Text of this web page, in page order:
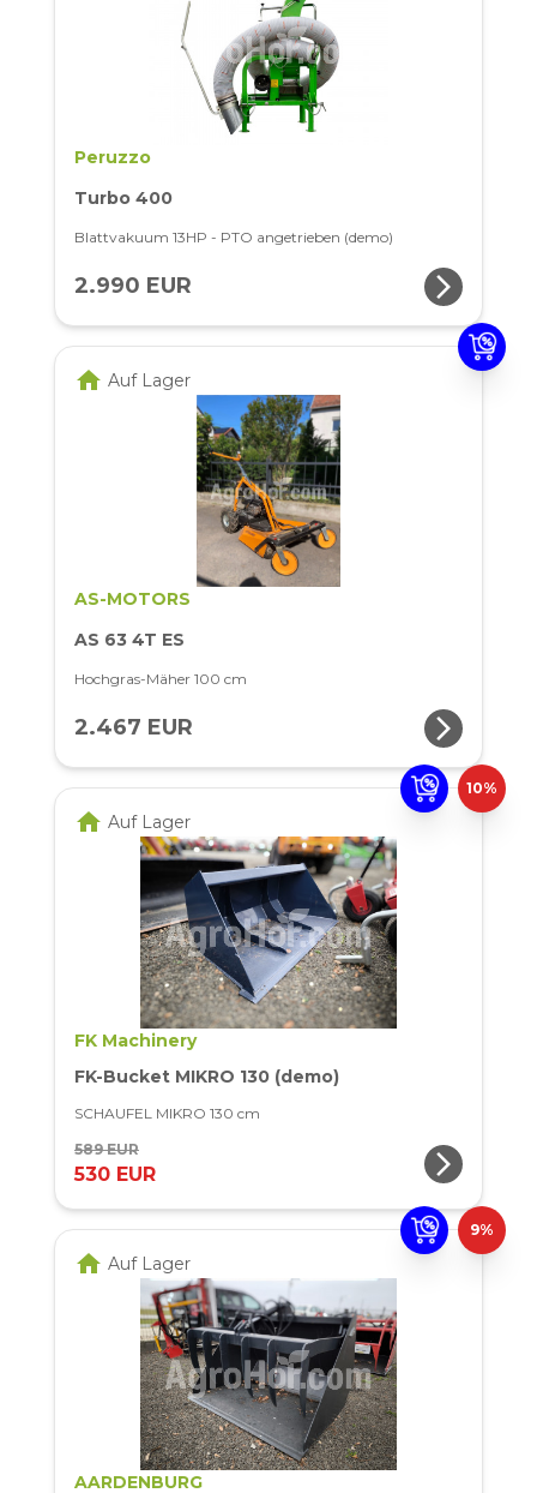
Peruzzo
Turbo 400
Blattvakuum 13HP - PTO angetrieben (demo)
2.990 EUR arrow_forward_ios
home Auf Lager
AS-MOTORS
AS 63 4T ES
Hochgras-Mäher 100 cm
2.467 EUR arrow_forward_ios
10%
home Auf Lager
FK Machinery
FK-Bucket MIKRO 130 (demo)
SCHAUFEL MIKRO 130 cm
589 EUR
530 EUR arrow_forward_ios
9%
home Auf Lager
AARDENBURG